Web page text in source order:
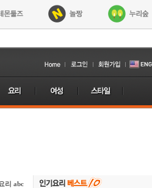
리 abc